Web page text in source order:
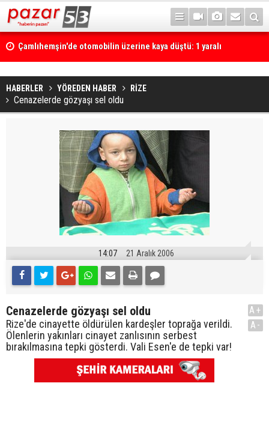
Çamlıhemşin'de otomobilin üzerine kaya düştü: 1 yaralı
HABERLER YÖREDEN HABER RİZE
Cenazelerde gözyaşı sel oldu
14:07 21 Aralık 2006
Cenazelerde gözyaşı sel oldu
Rize'de cinayette öldürülen kardeşler toprağa verildi.
Ölenlerin yakınları cinayet zanlısının serbest
bırakılmasına tepki gösterdi. Vali Esen'e de tepki var!
A+
A-